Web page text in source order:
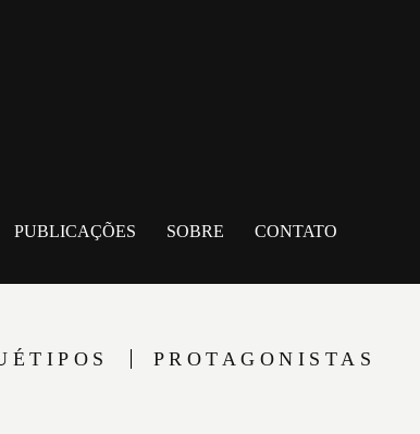
PUBLICAÇÕES SOBRE CONTATO
PROTAGONISTAS